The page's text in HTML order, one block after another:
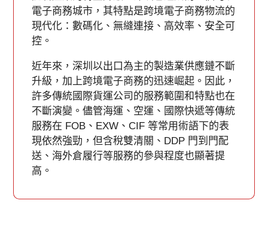
電子商務城市，其特點是跨境電子商務物流的
現代化：數碼化、無縫連接、高效率、安全可
控。
近年來，深圳以出口為主的製造業供應鏈不斷
升級，加上跨境電子商務的迅速崛起。因此，
許多傳統國際貨運公司的服務範圍和特點也在
不斷演變。儘管海運、空運、國際快遞等傳統
服務在 FOB、EXW、CIF 等常用術語下的表
現依然強勁，但含稅雙清關、DDP 門到門配
送、海外倉履行等服務的參與程度也顯著提
高。